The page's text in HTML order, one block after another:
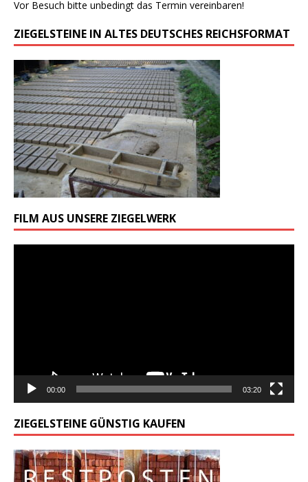
Vor Besuch bitte unbedingt das Termin vereinbaren!
ZIEGELSTEINE IN ALTES DEUTSCHES REICHSFORMAT
FILM AUS UNSERE ZIEGELWERK
00:00 03:20
ZIEGELSTEINE GÜNSTIG KAUFEN